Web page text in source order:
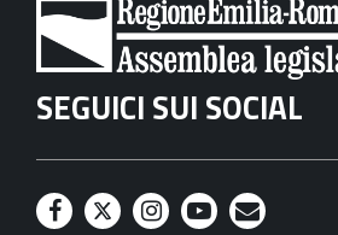
SEGUICI SUI SOCIAL
F
T
I
Y
M